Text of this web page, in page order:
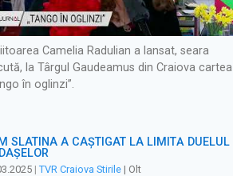
Camelia Radulian a lansat, seara
la Târgul Gaudeamus din Craiova cartea
în oglinzi”.
SLATINA A CÂȘTIGAT LA LIMITĂ DUELUL
| TVR Craiova Stirile | Olt